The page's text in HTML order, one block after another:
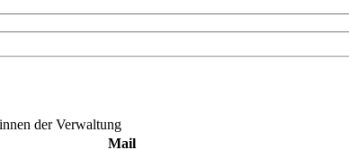
der Verwaltung
Mail